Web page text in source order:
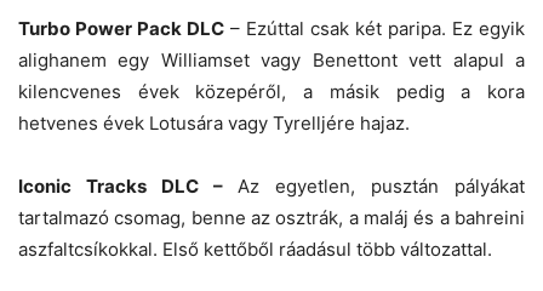
Turbo Power Pack DLC – Ezúttal csak két paripa. Ez egyik
alighanem egy Williamset vagy Benettont vett alapul a
kilencvenes évek közepéről, a másik pedig a kora
hetvenes évek Lotusára vagy Tyrelljére hajaz.
Iconic Tracks DLC – Az egyetlen, pusztán pályákat
tartalmazó csomag, benne az osztrák, a maláj és a bahreini
aszfaltcsíkokkal. Első kettőből ráadásul több változattal.